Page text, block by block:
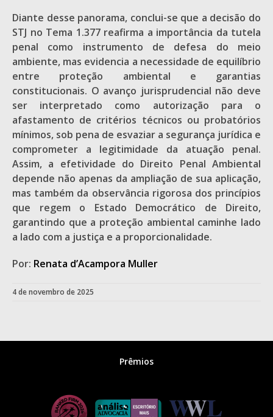
Diante desse panorama, conclui-se que a decisão do
STJ no Tema 1.377 reafirma a importância da tutela
penal como instrumento de defesa do meio
ambiente, mas evidencia a necessidade de equilíbrio
entre proteção ambiental e garantias
constitucionais. O avanço jurisprudencial não deve
ser interpretado como autorização para o
afastamento de critérios técnicos ou probatórios
mínimos, sob pena de esvaziar a segurança jurídica e
comprometer a legitimidade da atuação penal.
Assim, a efetividade do Direito Penal Ambiental
depende não apenas da ampliação de sua aplicação,
mas também da observância rigorosa dos princípios
que regem o Estado Democrático de Direito,
garantindo que a proteção ambiental caminhe lado
a lado com a justiça e a proporcionalidade.
Por: Renata d’Acampora Muller
4 de novembro de 2025
Prêmios